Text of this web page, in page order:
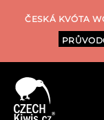
ČESKÁ KVÓTA